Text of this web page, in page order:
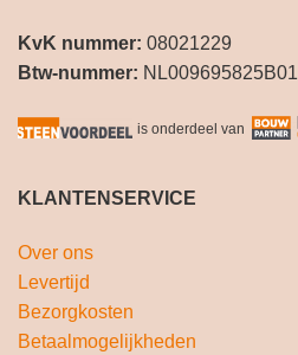
KvK nummer: 08021229
Btw-nummer: NL009695825B01
is onderdeel van
KLANTENSERVICE
Over ons
Levertijd
Bezorgkosten
Betaalmogelijkheden